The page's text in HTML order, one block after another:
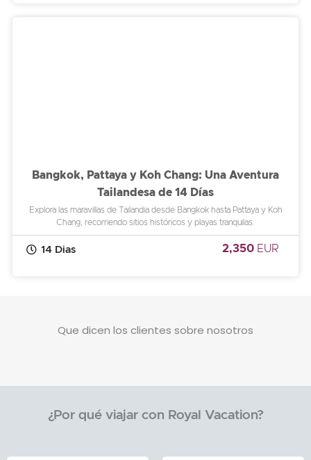
Bangkok, Pattaya y Koh Chang: Una Aventura
Tailandesa de 14 Días
Explora las maravillas de Tailandia desde Bangkok hasta Pattaya y Koh
Chang, recorriendo sitios históricos y playas tranquilas.
14 Dias 2,350 EUR
Que dicen los clientes sobre nosotros
¿Por qué viajar con Royal Vacation?